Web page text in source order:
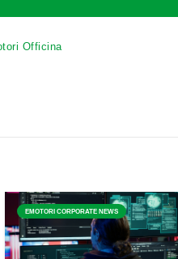
Officina
EMOTORI CORPORATE NEWS